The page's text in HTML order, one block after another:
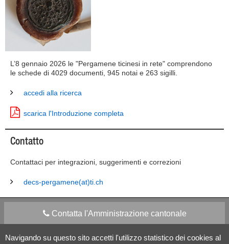
Navigando su questo sito accetti l'utilizzo statistico dei cookies al
L’8 gennaio 2026 le "Pergamene ticinesi in rete" comprendono
le schede di 4029 documenti, 945 notai e 263 sigilli.
accedi alla ricerca
scarica l'Introduzione completa
Contatto
Contattaci per integrazioni, suggerimenti e correzioni
decs-pergamene(at)ti.ch
Contatta l'Amministrazione cantonale
Apps Mobile Social media